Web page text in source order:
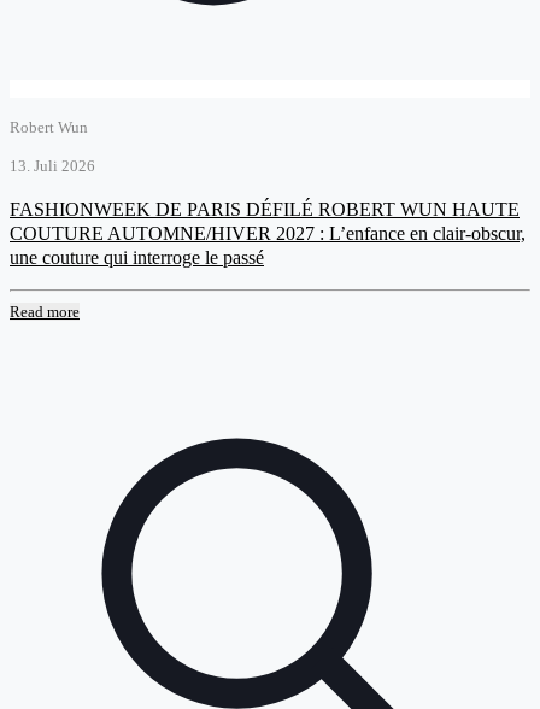
Robert Wun
13. Juli 2026
FASHIONWEEK DE PARIS DÉFILÉ ROBERT WUN HAUTE
COUTURE AUTOMNE/HIVER 2027 : L’enfance en clair-obscur,
une couture qui interroge le passé
Read more